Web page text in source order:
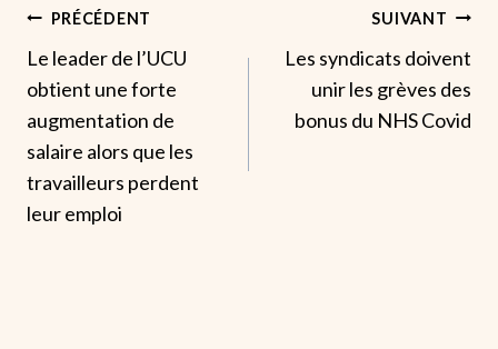
Navigation
De
L’article
PRÉCÉDENT
Le leader de l’UCU
obtient une forte
augmentation de
salaire alors que les
travailleurs perdent
leur emploi
SUIVANT
Les syndicats doivent
unir les grèves des
bonus du NHS Covid